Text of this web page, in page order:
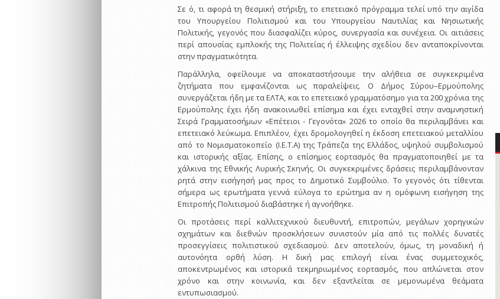
Σε ό, τι αφορά τη θεσμική στήριξη, το επετειακό πρόγραμμα τελεί υπό την αιγίδα
του Υπουργείου Πολιτισμού και του Υπουργείου Ναυτιλίας και Νησιωτικής
Πολιτικής, γεγονός που διασφαλίζει κύρος, συνεργασία και συνέχεια. Οι αιτιάσεις
περί απουσίας εμπλοκής της Πολιτείας ή έλλειψης σχεδίου δεν ανταποκρίνονται
στην πραγματικότητα.
Παράλληλα, οφείλουμε να αποκαταστήσουμε την αλήθεια σε συγκεκριμένα
ζητήματα που εμφανίζονται ως παραλείψεις. Ο Δήμος Σύρου–Ερμούπολης
συνεργάζεται ήδη με τα ΕΛΤΑ, και το επετειακό γραμματόσημο για τα 200 χρόνια της
Ερμούπολης έχει ήδη ανακοινωθεί επίσημα και έχει ενταχθεί στην αναμνηστική
Σειρά Γραμματοσήμων «Επέτειοι - Γεγονότα» 2026 το οποίο θα περιλαμβάνει και
επετειακό λεύκωμα. Επιπλέον, έχει δρομολογηθεί η έκδοση επετειακού μεταλλίου
από το Νομισματοκοπείο (Ι.Ε.Τ.Α) της Τράπεζα της Ελλάδος, υψηλού συμβολισμού
και ιστορικής αξίας. Επίσης, ο επίσημος εορτασμός θα πραγματοποιηθεί με τα
χάλκινα της Εθνικής Λυρικής Σκηνής. Οι συγκεκριμένες δράσεις περιλαμβάνονταν
ρητά στην εισήγησή μας προς το Δημοτικό Συμβούλιο. Το γεγονός ότι τίθενται
σήμερα ως ερωτήματα γεννά εύλογα το ερώτημα αν η ομόφωνη εισήγηση της
Επιτροπής Πολιτισμού διαβάστηκε ή αγνοήθηκε.
Οι προτάσεις περί καλλιτεχνικού διευθυντή, επιτροπών, μεγάλων χορηγικών
σχημάτων και διεθνών προσκλήσεων συνιστούν μία από τις πολλές δυνατές
προσεγγίσεις πολιτιστικού σχεδιασμού. Δεν αποτελούν, όμως, τη μοναδική ή
αυτονόητα ορθή λύση. Η δική μας επιλογή είναι ένας συμμετοχικός,
αποκεντρωμένος και ιστορικά τεκμηριωμένος εορτασμός, που απλώνεται στον
χρόνο και στην κοινωνία, και δεν εξαντλείται σε μεμονωμένα θεάματα
εντυπωσιασμού.